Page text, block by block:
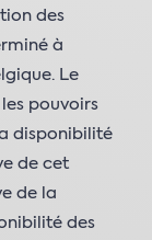
des
à
Le
pouvoirs
disponibilité
de cet
de la
des